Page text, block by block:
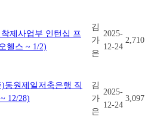
제사업부 인턴십 프
헬스 ~ 1/2)
김
가
은
2025-
12-24
2,710
동원제일저축은행 직
12/28)
김
가
은
2025-
12-24
3,097